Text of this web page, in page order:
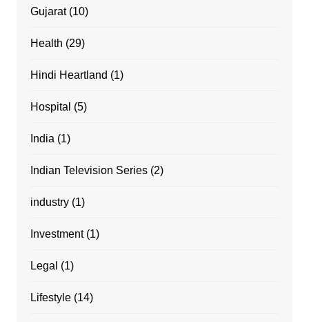
Gujarat(10)
Health (29)
Hindi Heartland (1)
Hospital (5)
India (1)
Indian Television Series(2)
industry(1)
Investment(1)
Legal (1)
Lifestyle(14)